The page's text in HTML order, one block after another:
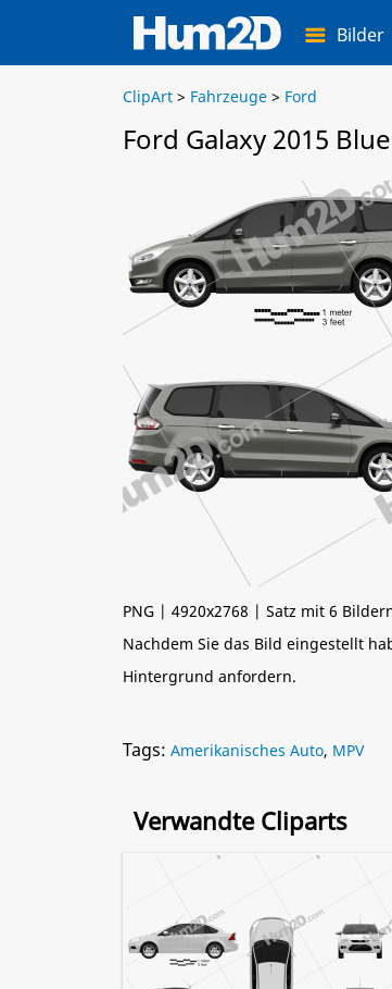
Bilder
ClipArt > Fahrzeuge > Ford
Ford Galaxy 2015
PNG | 4920x2768 | Satz mit 6
Nachdem Sie das Bild eingestellt
Hintergrund anfordern.
Tags: Amerikanisches Auto, MPV
Verwandte Cliparts